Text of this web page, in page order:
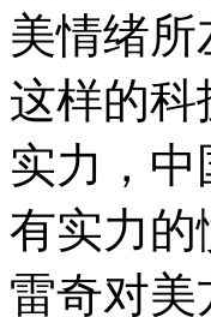
美情绪所
这样的
实力，
有实力的
雷奇对美